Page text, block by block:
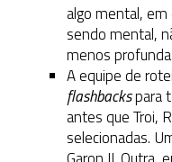
algo mental,
sendo mental,
menos
A equipe de
flashbackspara
antes que Troi,
selecionadas.